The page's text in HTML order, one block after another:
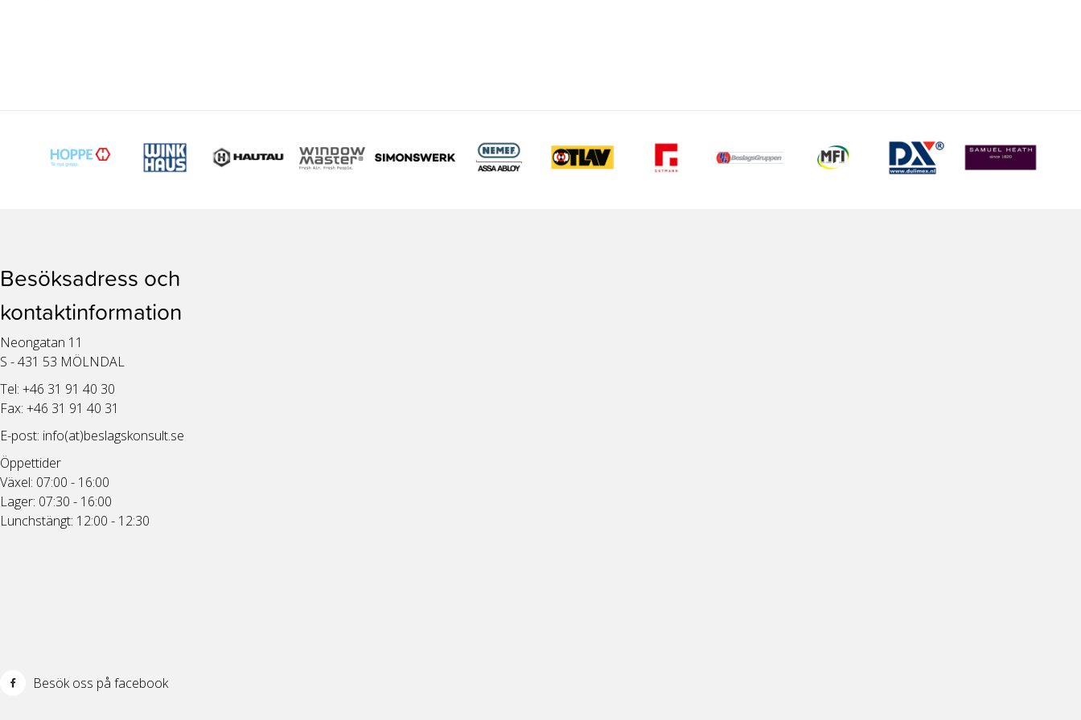
Besöksadress och
kontaktinformation
Neongatan 11
S - 431 53 MÖLNDAL
Tel: +46 31 91 40 30
Fax: +46 31 91 40 31
E-post: info(at)beslagskonsult.se
Öppettider
Växel: 07:00 - 16:00
Lager: 07:30 - 16:00
Lunchstängt: 12:00 - 12:30
Besök oss på facebook